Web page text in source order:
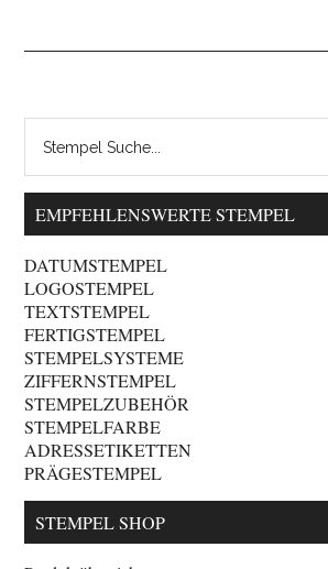
EMPFEHLENSWERTE STEMPEL
DATUMSTEMPEL
LOGOSTEMPEL
TEXTSTEMPEL
FERTIGSTEMPEL
STEMPELSYSTEME
ZIFFERNSTEMPEL
STEMPELZUBEHÖR
STEMPELFARBE
ADRESSETIKETTEN
PRÄGESTEMPEL
STEMPEL SHOP